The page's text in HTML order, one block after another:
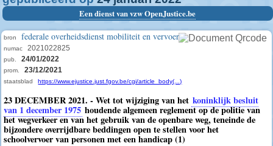
Een dienst van vzw OpenJustice.be
bron federale overheidsdienst mobiliteit en vervoer
numac 2021022825
pub. 24/01/2022
prom. 23/12/2021
staatsblad https://www.ejustice.just.fgov.be/cgi/article_body(...)
23 DECEMBER 2021. - Wet tot wijziging van het koninklijk besluit
van 1 december 1975 houdende algemeen reglement op de politie van
het wegverkeer en van het gebruik van de openbare weg, teneinde de
bijzondere overrijdbare beddingen open te stellen voor het
schoolvervoer van personen met een handicap (1)